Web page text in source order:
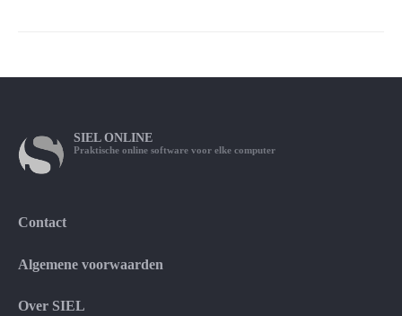
SIEL ONLINE
Praktische online software voor elke computer
Contact
Algemene voorwaarden
Over SIEL